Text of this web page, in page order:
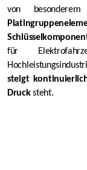
von
für
steigt
Drucksteht.